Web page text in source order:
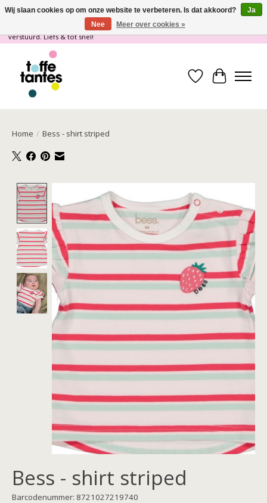
Wij gaan op vakantie! vanaf 4 juli t/m 21 juli worden er geen pakketjes
verstuurd. Liefs & tot snel!
Verlanglijst
Home / Bess - shirt striped
Product image slideshow Items
Bess - shirt striped
Barcodenummer: 8721027219740
Wij slaan cookies op om onze website te verbeteren. Is dat akkoord?
Ja
Nee
Meer over cookies »